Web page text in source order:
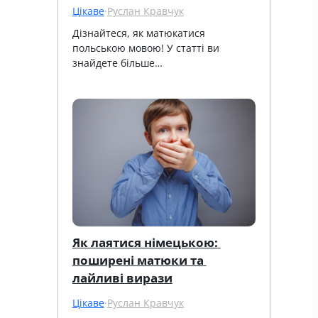
Цікаве·Руслан Кравчук
Дізнайтеся, як матюкатися
польською мовою! У статті ви
знайдете більше…
Як лаятися німецькою:
поширені матюки та
лайливі вирази
Цікаве·Руслан Кравчук